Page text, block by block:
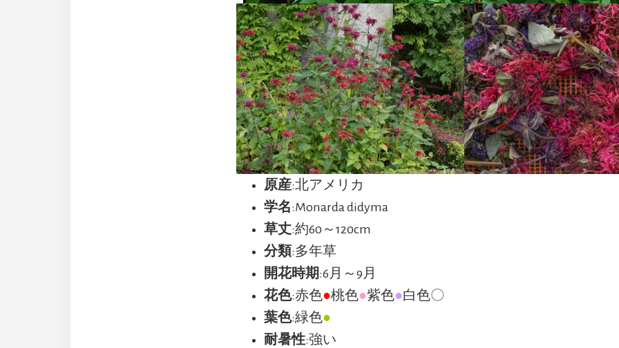
原産:北アメリカ
学名:Monarda didyma
草丈:約60～120cm
分類:多年草
開花時期 :6月～9月
花色:赤色●桃色●紫色●白色〇
葉色:緑色●
耐暑性:強い